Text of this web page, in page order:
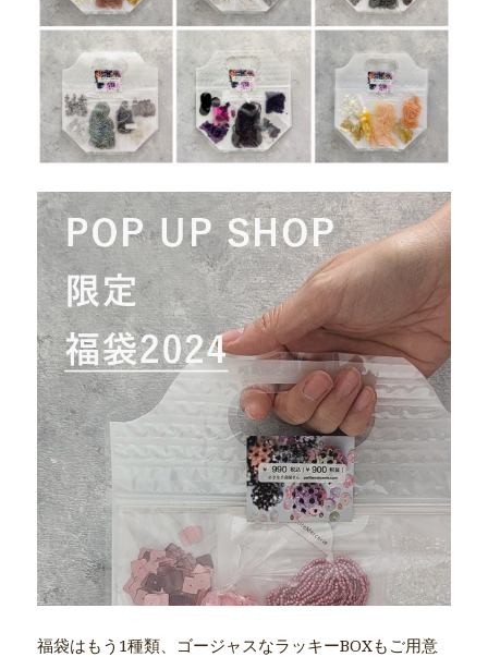
福袋はもう1種類、ゴージャスなラッキーBOXもご用意